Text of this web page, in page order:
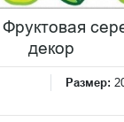
декор
Размер: